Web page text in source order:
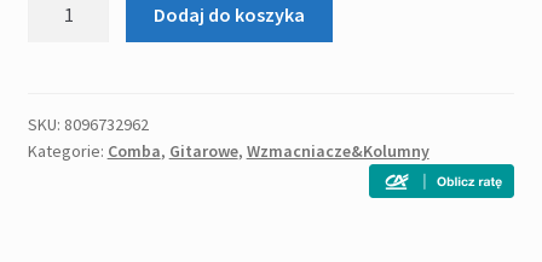
BT-
MINI
Dodaj do koszyka
SKU: 8096732962
Kategorie: Comba, Gitarowe, Wzmacniacze&Kolumny